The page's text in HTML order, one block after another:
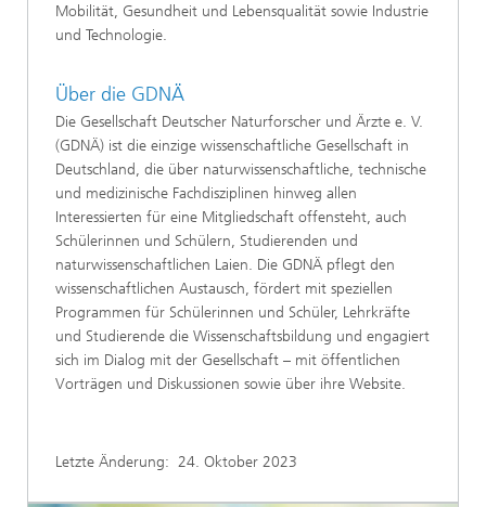
Mobilität, Gesundheit und Lebensqualität sowie Industrie
und Technologie.
Über die GDNÄ
Die Gesellschaft Deutscher Naturforscher und Ärzte e. V.
(GDNÄ) ist die einzige wissenschaftliche Gesellschaft in
Deutschland, die über naturwissenschaftliche, technische
und medizinische Fachdisziplinen hinweg allen
Interessierten für eine Mitgliedschaft offensteht, auch
Schülerinnen und Schülern, Studierenden und
naturwissenschaftlichen Laien. Die GDNÄ pflegt den
wissenschaftlichen Austausch, fördert mit speziellen
Programmen für Schülerinnen und Schüler, Lehrkräfte
und Studierende die Wissenschaftsbildung und engagiert
sich im Dialog mit der Gesellschaft – mit öffentlichen
Vorträgen und Diskussionen sowie über ihre Website.
Letzte Änderung: 24. Oktober 2023